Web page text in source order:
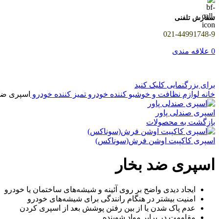
سفارش تلفنی
021-44991748-9
0 علاقه مندی
برای بزرگنمایی کلیک کنید
خانه لوازم نظافت و خوشبو کننده خودرو تمیز کننده خودرو اسپری
اسپری صندلی پاور
بازگشت به محصولات
اسپری کاکپیت اوشن فرش(سوناکس)
اسپری ضد بخار
ایجاد دیدی واضح بر روی آئینه و شیشه‌های ساختمان یا خودرو
امنیت بیشتر در هنگام رانندگی برای شیشه‌های خودرو
عدم پاک شدن یا از بین رفتن پوشش بعد از اسپری کردن
مقاومت در برابر مواد شوینده